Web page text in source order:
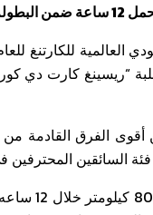
“ريسينغ كارت دي
وقد قطع